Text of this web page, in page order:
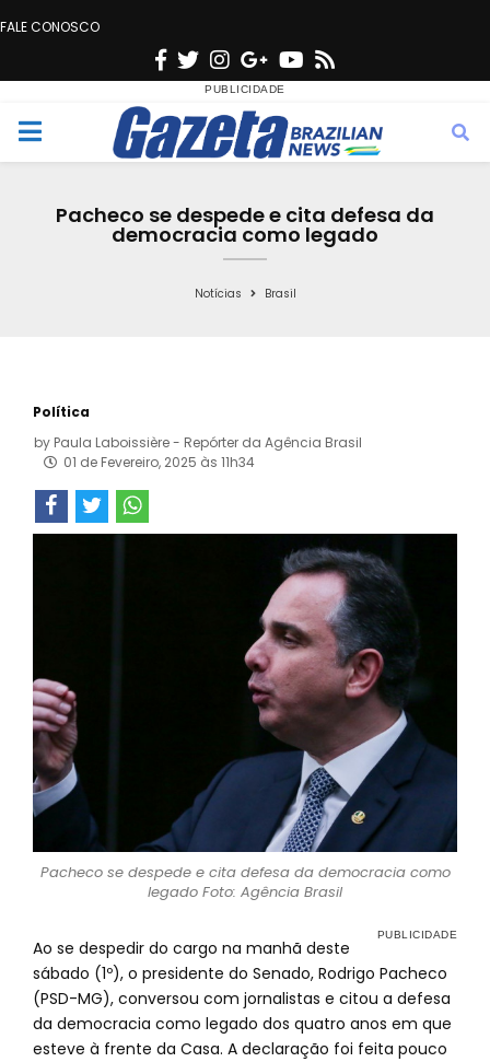
FALE CONOSCO
F
c
e
o
T
w
i
t
e
n
s
t
g
r
a
G
o
o
g
e
Y
u
t
b
s
M
Pacheco se despede e cita defesa da
democracia como legado
Notícias Brasil
Política
by Paula Laboissière - Repórter da Agência Brasil
01 de Fevereiro, 2025 às 11h34
Pacheco se despede e cita defesa da democracia como
legado Foto: Agência Brasil
Ao se despedir do cargo na manhã deste
sábado (1º), o presidente do Senado, Rodrigo Pacheco
(PSD-MG), conversou com jornalistas e citou a defesa
da democracia como legado dos quatro anos em que
esteve à frente da Casa. A declaração foi feita pouco